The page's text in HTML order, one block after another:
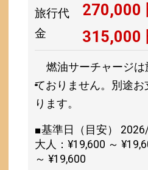
旅行代
金
270,000
315,000
燃油サーチャージ
ておりません。別途
ります。
■基準日（目安）
大人：¥19,600 ～
～ ¥19,600